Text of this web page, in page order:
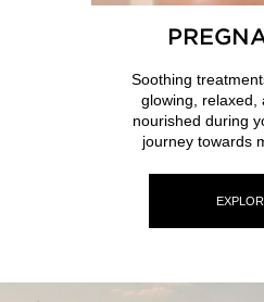
Soothing
glowing, relaxed,
nourished during
journey towards